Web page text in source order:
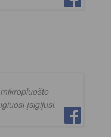
įsigijusi.